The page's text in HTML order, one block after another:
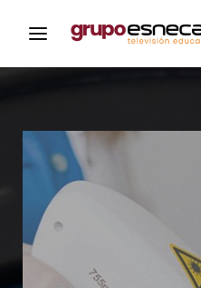
Iniciar
Para iniciar sesión
mismo usuario y
para acceder al
https://
Dirección de correo